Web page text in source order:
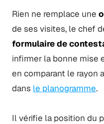
Rien ne remplace une
de ses visites, le chef
formulaire de
infirmer la bonne mise
en comparant le rayon
dans le planogramme.
Il vérifie la position du